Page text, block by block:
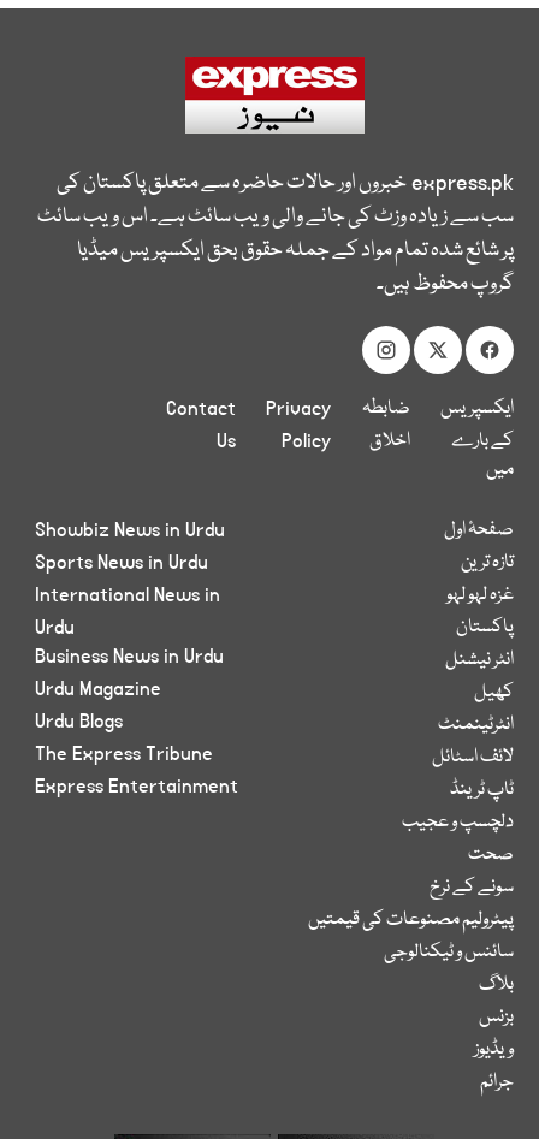
express.pkخبروں اور حالات حاضرہ سے متعلق پاکستان کی
سب سے زیادہ وزٹ کی جانے والی ویب سائٹ ہے۔ اس ویب سائٹ
پر شائع شدہ تمام مواد کے جملہ حقوق بحق ایکسپریس میڈیا
گروپ محفوظ ہیں۔
ایکسپریس
کے بارے
میں
ضابطہ
اخلاق
Privacy
Policy
Contact
Us
صفحۂ اول
تازہ ترین
غزہ لہو لہو
پاکستان
انٹر نیشنل
کھیل
انٹرٹینمنٹ
لائف اسٹائل
ٹاپ ٹرینڈ
دلچسپ و عجیب
صحت
سونے کے نرخ
پیٹرولیم مصنوعات کی قیمتیں
سائنس و ٹیکنالوجی
بلاگ
بزنس
ویڈیوز
جرائم
Showbiz News in Urdu
Sports News in Urdu
International News in
Urdu
Business News in Urdu
Urdu Magazine
Urdu Blogs
The Express Tribune
Express Entertainment